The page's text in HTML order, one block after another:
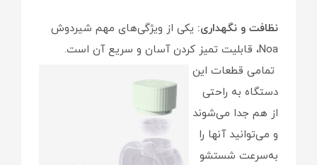
نظافت و نگهداری: یکی از ویژگی‌های مهم شیردوش
Noa، قابلیت تمیز کردن آسان و سریع آن است.
تمامی قطعات این
دستگاه به راحتی
از هم جدا می‌شوند
و می‌توانید آنها را
به‌سرعت شستشو